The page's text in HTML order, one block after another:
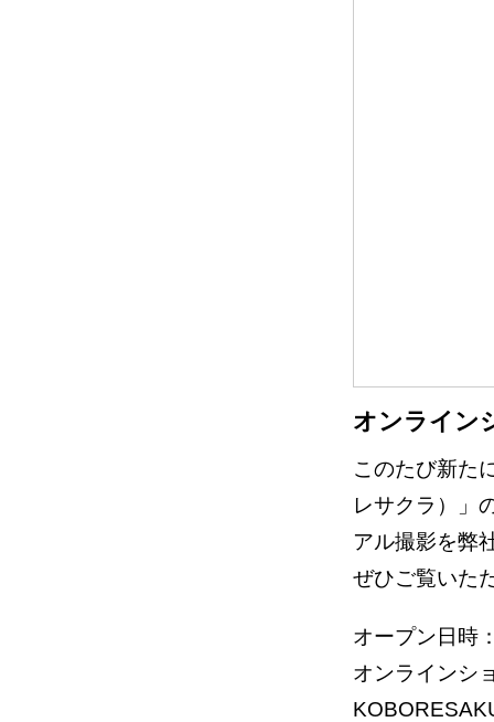
オンライン
このたび新た
レサクラ）」
アル撮影を弊
ぜひご覧いた
オープン日時
オンラインシ